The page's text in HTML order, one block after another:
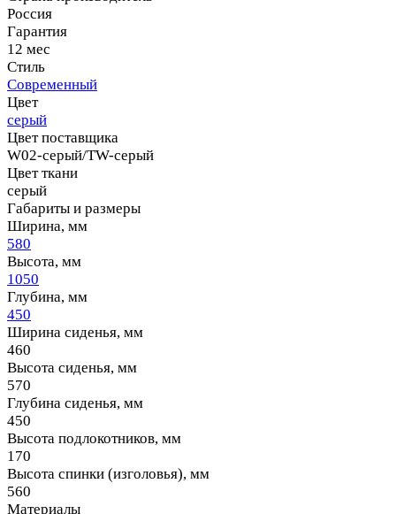
Россия
Гарантия
12 мес
Стиль
Современный
Цвет
серый
Цвет поставщика
W02-серый/TW-серый
Цвет ткани
серый
Габариты и размеры
Ширина, мм
580
Высота, мм
1050
Глубина, мм
450
Ширина сиденья, мм
460
Высота сиденья, мм
570
Глубина сиденья, мм
450
Высота подлокотников, мм
170
Высота спинки (изголовья), мм
560
Материалы